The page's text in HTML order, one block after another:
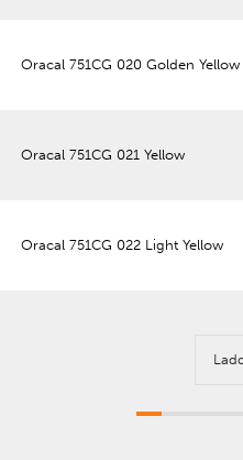
Oracal 751CG 020 Golden Yellow
Oracal 751CG 021 Yellow
Oracal 751CG 022 Light Yellow